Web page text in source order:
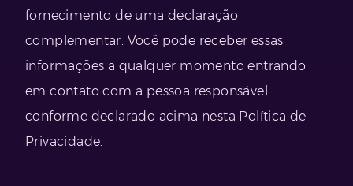
fornecimento de uma declaração
complementar. Você pode receber essas
informações a qualquer momento entrando
em contato com a pessoa responsável
conforme declarado acima nesta Política de
Privacidade.